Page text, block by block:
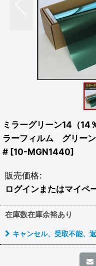
ミラーグリーン14（14
ラーフィルム グリー
# [10-MGN1440]
販売価格:
ログインまたはマイペ
在庫数在庫余裕あり
キャンセル、受取不能、